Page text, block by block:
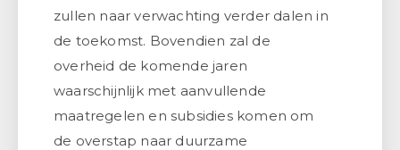
zullen naar verwachting verder dalen in
de toekomst. Bovendien zal de
overheid de komende jaren
waarschijnlijk met aanvullende
maatregelen en subsidies komen om
de overstap naar duurzame